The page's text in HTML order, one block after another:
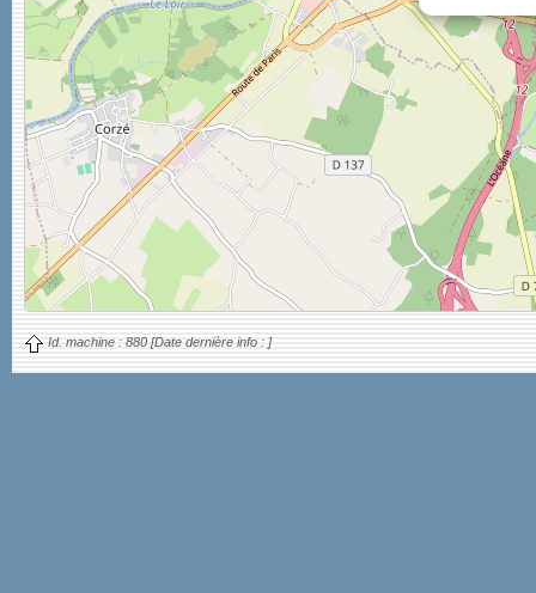
Id. machine : 880 [Date dernière info : ]